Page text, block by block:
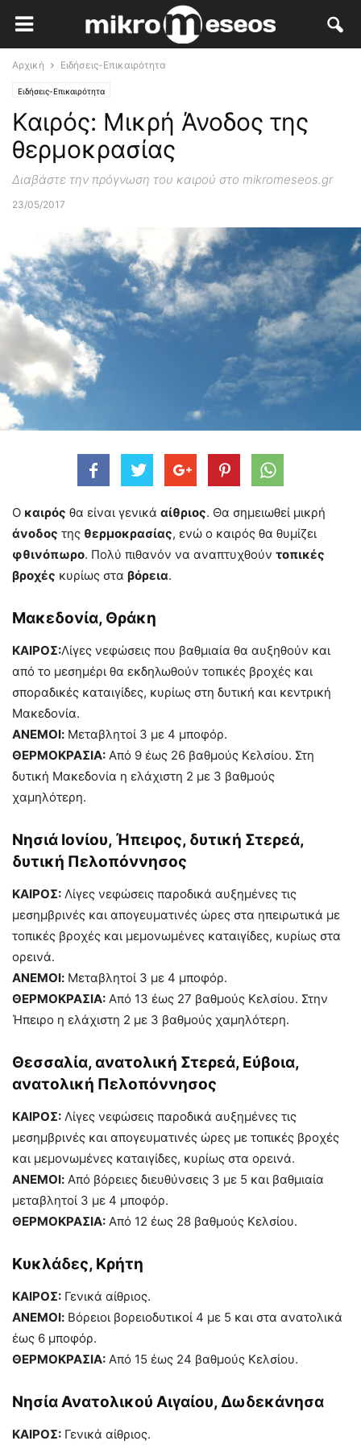
Αρχική Ειδήσεις-Επικαιρότητα
Ειδήσεις-Επικαιρότητα
Καιρός: Μικρή Άνοδος της
θερμοκρασίας
Διαβάστε την πρόγνωση του καιρού στο mikromeseos.gr
23/05/2017
Ο καιρός θα είναι γενικά αίθριος. Θα σημειωθεί μικρή
άνοδος της θερμοκρασίας, ενώ ο καιρός θα θυμίζει
φθινόπωρο. Πολύ πιθανόν να αναπτυχθούν τοπικές
βροχές κυρίως στα βόρεια.
Μακεδονία, Θράκη
ΚΑΙΡΟΣ:Λίγες νεφώσεις που βαθμιαία θα αυξηθούν και
από το μεσημέρι θα εκδηλωθούν τοπικές βροχές και
σποραδικές καταιγίδες, κυρίως στη δυτική και κεντρική
Μακεδονία.
ΑΝΕΜΟΙ: Μεταβλητοί 3 με 4 μποφόρ.
ΘΕΡΜΟΚΡΑΣΙΑ: Από 9 έως 26 βαθμούς Κελσίου. Στη
δυτική Μακεδονία η ελάχιστη 2 με 3 βαθμούς
χαμηλότερη.
Νησιά Ιονίου, Ήπειρος, δυτική Στερεά,
δυτική Πελοπόννησος
ΚΑΙΡΟΣ: Λίγες νεφώσεις παροδικά αυξημένες τις
μεσημβρινές και απογευματινές ώρες στα ηπειρωτικά με
τοπικές βροχές και μεμονωμένες καταιγίδες, κυρίως στα
ορεινά.
ΑΝΕΜΟΙ: Μεταβλητοί 3 με 4 μποφόρ.
ΘΕΡΜΟΚΡΑΣΙΑ: Από 13 έως 27 βαθμούς Κελσίου. Στην
Ήπειρο η ελάχιστη 2 με 3 βαθμούς χαμηλότερη.
Θεσσαλία, ανατολική Στερεά, Εύβοια,
ανατολική Πελοπόννησος
ΚΑΙΡΟΣ: Λίγες νεφώσεις παροδικά αυξημένες τις
μεσημβρινές και απογευματινές ώρες με τοπικές βροχές
και μεμονωμένες καταιγίδες, κυρίως στα ορεινά.
ΑΝΕΜΟΙ: Από βόρειες διευθύνσεις 3 με 5 και βαθμιαία
μεταβλητοί 3 με 4 μποφόρ.
ΘΕΡΜΟΚΡΑΣΙΑ: Από 12 έως 28 βαθμούς Κελσίου.
Κυκλάδες, Κρήτη
ΚΑΙΡΟΣ: Γενικά αίθριος.
ΑΝΕΜΟΙ: Βόρειοι βορειοδυτικοί 4 με 5 και στα ανατολικά
έως 6 μποφόρ.
ΘΕΡΜΟΚΡΑΣΙΑ: Από 15 έως 24 βαθμούς Κελσίου.
Νησία Ανατoλικού Αιγαίου, Δωδεκάνησα
ΚΑΙΡΟΣ: Γενικά αίθριος.